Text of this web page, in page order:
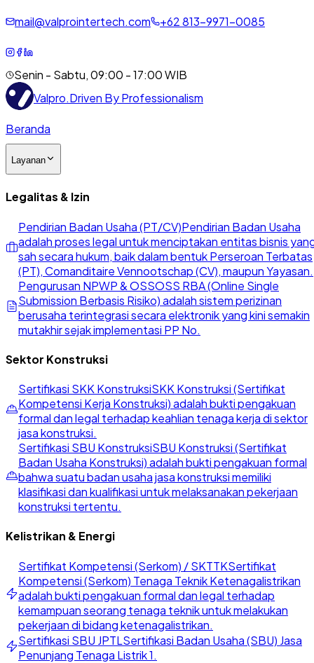
mail@valprointertech.com +62813-9971-0085
Senin - Sabtu, 09:00 - 17:00 WIB
Valpro.Driven By Professionalism
Beranda
Layanan
Legalitas & Izin
Pendirian Badan Usaha (PT/CV)Pendirian Badan Usaha
adalah proses legal untuk menciptakan entitas bisnis
sah secara hukum, baik dalam bentuk Perseroan Terbatas
(PT), Comanditaire Vennootschap (CV), maupun Yayasan.
Pengurusan NPWP & OSSOSS RBA (Online Single
Submission Berbasis Risiko) adalah sistem perizinan
berusaha terintegrasi secara elektronik yang kini semakin
mutakhir sejak implementasi PP No.
Sektor Konstruksi
Sertifikasi SKK KonstruksiSKK Konstruksi (Sertifikat
Kompetensi Kerja Konstruksi) adalah bukti pengakuan
formal dan legal terhadap keahlian tenaga kerja di sektor
jasa konstruksi.
Sertifikasi SBU KonstruksiSBU Konstruksi (Sertifikat
Badan Usaha Konstruksi) adalah bukti pengakuan formal
bahwa suatu badan usaha jasa konstruksi memiliki
klasifikasi dan kualifikasi untuk melaksanakan pekerjaan
konstruksi tertentu.
Kelistrikan & Energi
Sertifikat Kompetensi (Serkom) / SKTTKSertifikat
Kompetensi (Serkom) Tenaga Teknik Ketenagalistrikan
adalah bukti pengakuan formal dan legal terhadap
kemampuan seorang tenaga teknik untuk melakukan
pekerjaan di bidang ketenagalistrikan.
Sertifikasi SBU JPTLSertifikasi Badan Usaha (SBU) Jasa
Penunjang Tenaga Listrik 1.